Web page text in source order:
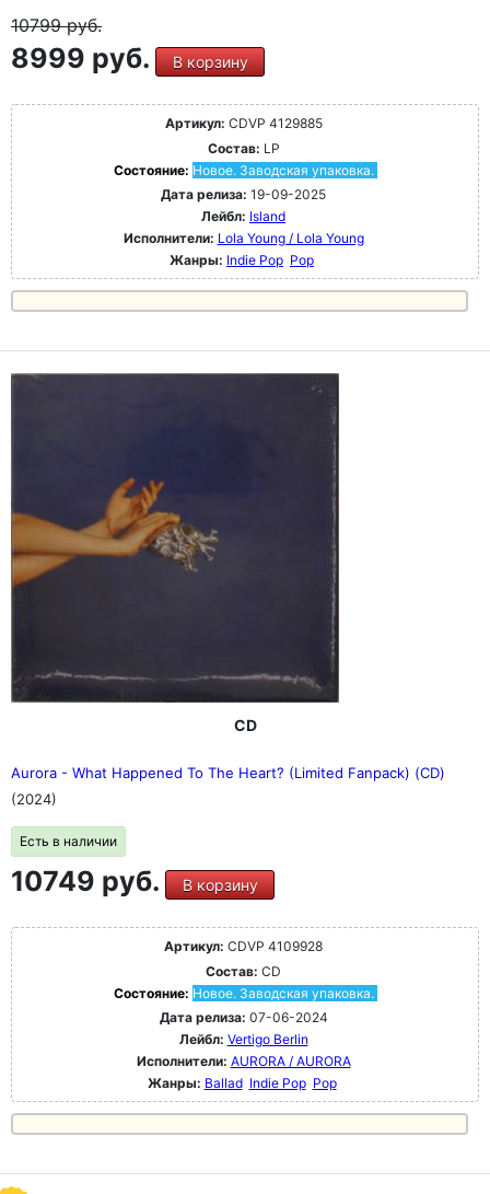
10799руб.
8999 руб. В корзину
Артикул: CDVP 4129885
Состав: LP
Состояние: Новое. Заводская упаковка.
Дата релиза: 19-09-2025
Лейбл: Island
Исполнители: Lola Young / Lola Young
Жанры: Indie Pop Pop
CD
Aurora - What Happened To The Heart? (Limited Fanpack) (CD)
(2024)
Есть в наличии
10749 руб. В корзину
Артикул: CDVP 4109928
Состав: CD
Состояние: Новое. Заводская упаковка.
Дата релиза: 07-06-2024
Лейбл: Vertigo Berlin
Исполнители: AURORA / AURORA
Жанры: Ballad Indie Pop Pop